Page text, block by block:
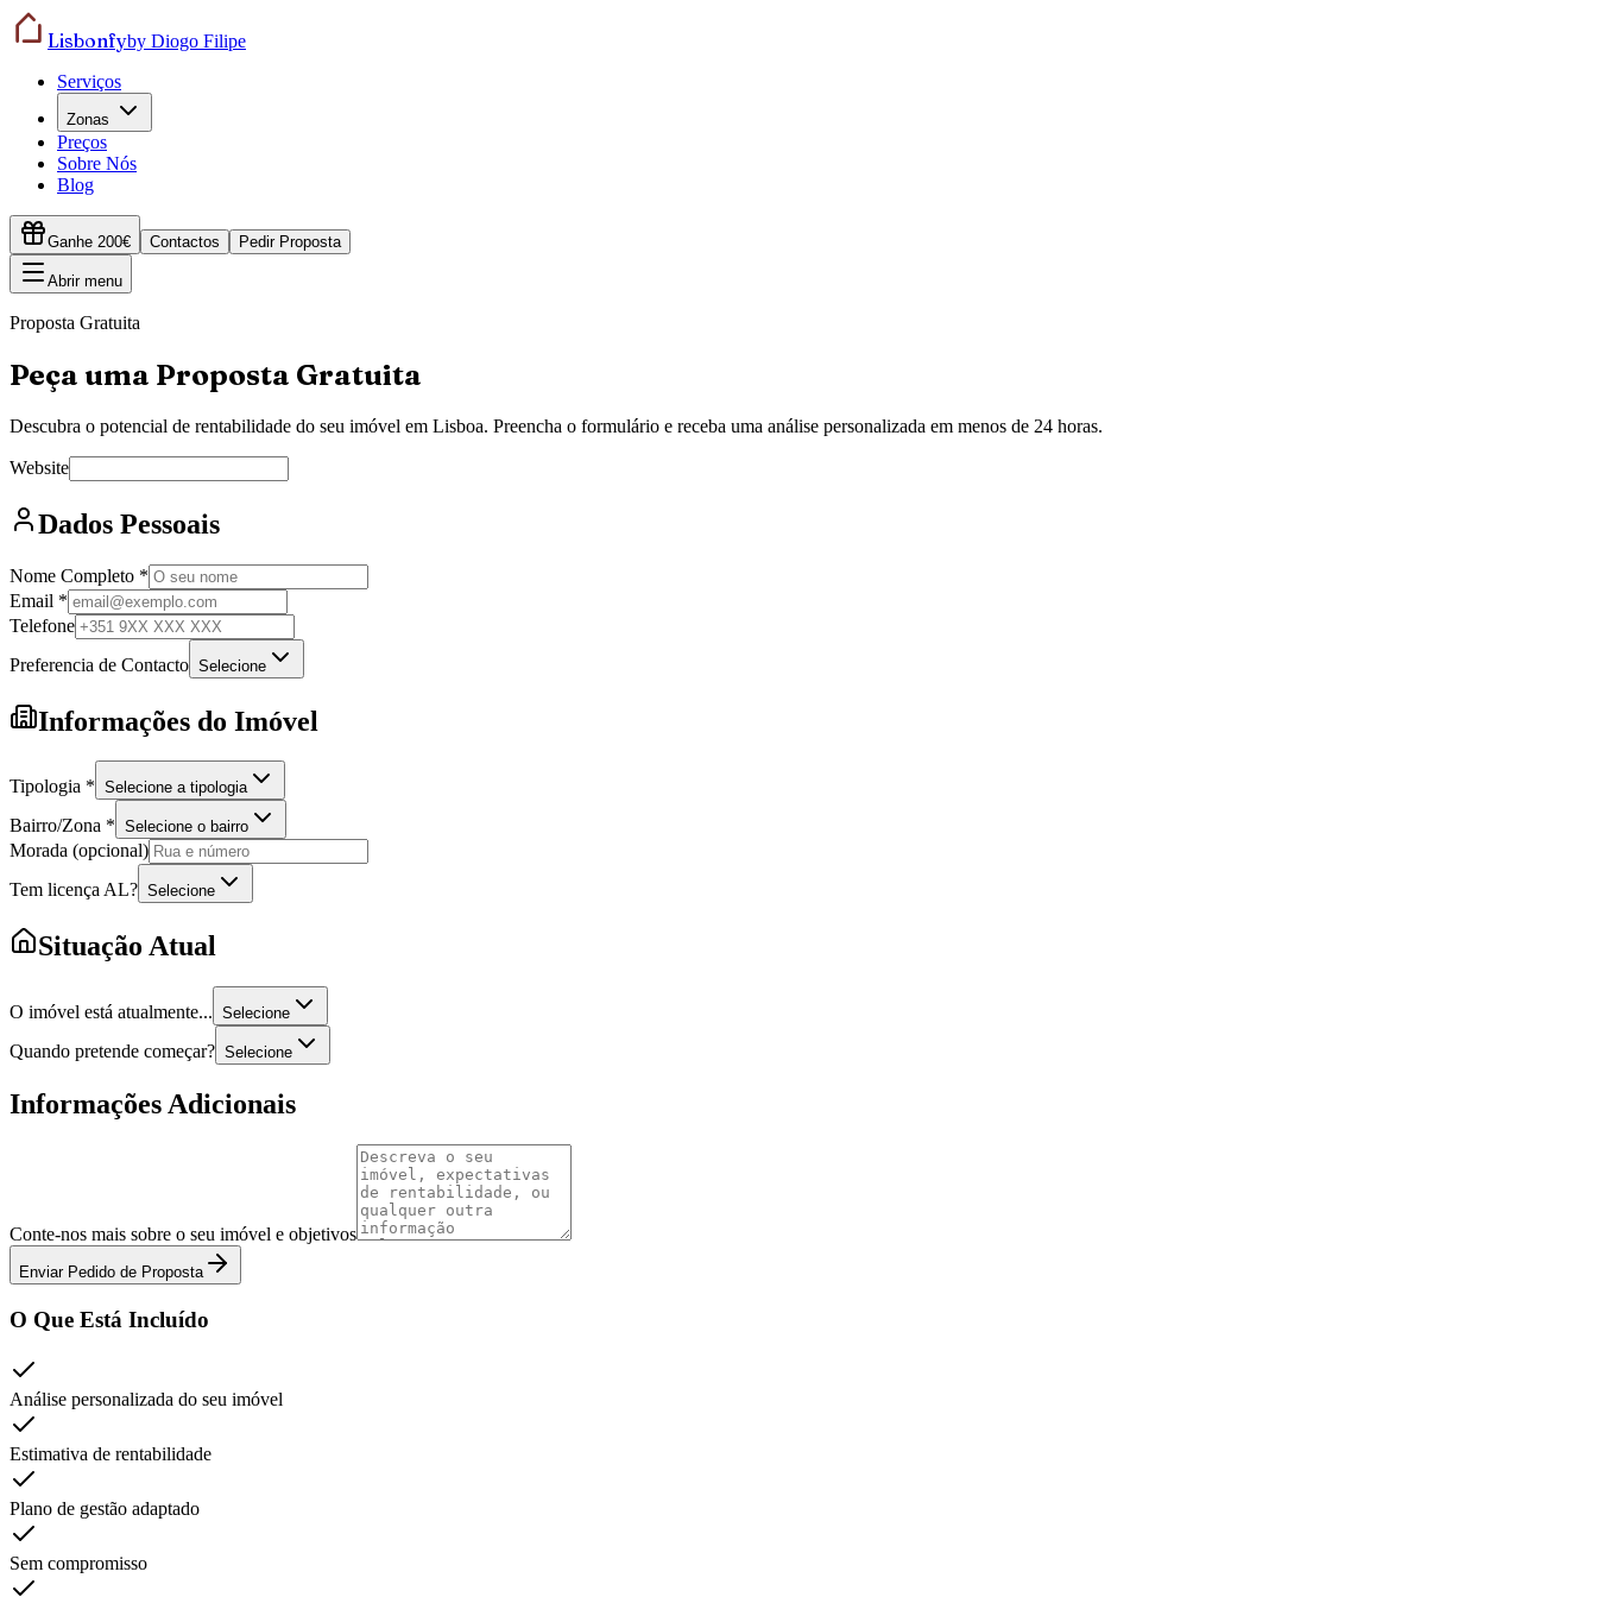
Lisbonfyby Diogo Filipe
Serviços
Zonas
Preços
Sobre Nós
Blog
Ganhe 200€ Contactos Pedir Proposta
Abrir menu
Proposta Gratuita
Peça uma Proposta Gratuita
Descubra o potencial de rentabilidade do seu imóvel em Lisboa. Preencha o formulário e receba uma análise personalizada em menos de 24 horas.
Website
Dados Pessoais
Nome Completo *
Email *
Telefone
Preferencia de Contacto Selecione
Informações do Imóvel
Tipologia * Selecione a tipologia
Bairro/Zona * Selecione o bairro
Morada (opcional)
Tem licença AL? Selecione
Situação Atual
O imóvel está atualmente... Selecione
Quando pretende começar? Selecione
Informações Adicionais
Conte-nos mais sobre o seu imóvel e objetivos
Enviar Pedido de Proposta
O Que Está Incluído
Análise personalizada do seu imóvel
Estimativa de rentabilidade
Plano de gestão adaptado
Sem compromisso